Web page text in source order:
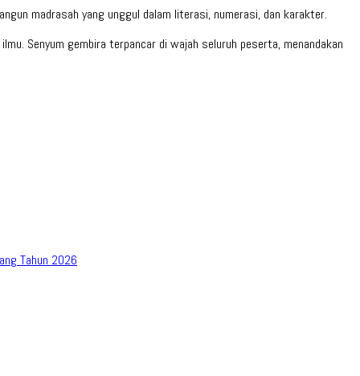
madrasah yang unggul dalam literasi, numerasi, dan karakter.
Senyum gembira terpancar di wajah seluruh peserta, menandakan
Tahun 2026